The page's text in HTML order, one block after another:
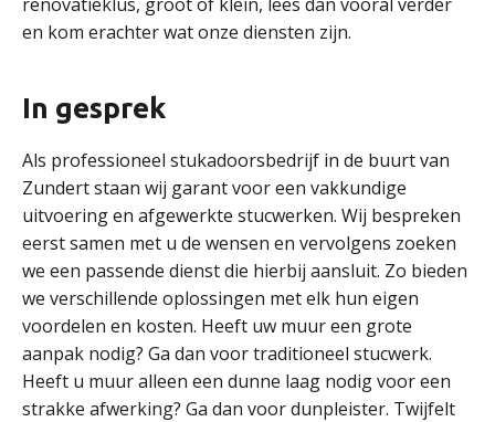
en kom erachter wat onze diensten zijn.
In gesprek
Als professioneel stukadoorsbedrijf in de buurt van
Zundert staan wij garant voor een vakkundige
uitvoering en afgewerkte stucwerken. Wij bespreken
eerst samen met u de wensen en vervolgens zoeken
we een passende dienst die hierbij aansluit. Zo bieden
we verschillende oplossingen met elk hun eigen
voordelen en kosten. Heeft uw muur een grote
aanpak nodig? Ga dan voor traditioneel stucwerk.
Heeft u muur alleen een dunne laag nodig voor een
strakke afwerking? Ga dan voor dunpleister. Twijfelt